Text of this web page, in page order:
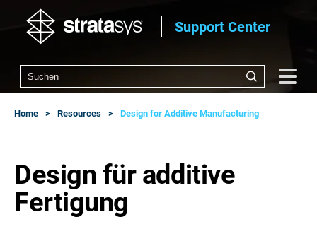
Support Center
Home Resources Design for Additive Manufacturing
Design für additive
Fertigung